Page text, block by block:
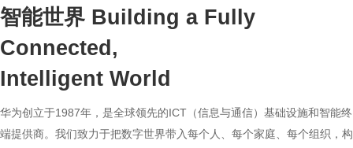
智能世界 Building a Fully
Connected,
Intelligent World
华为创立于1987年，是全球领先的ICT（信息与通信）基础设施和智能终
端提供商。我们致力于把数字世界带入每个人、每个家庭、每个组织，构